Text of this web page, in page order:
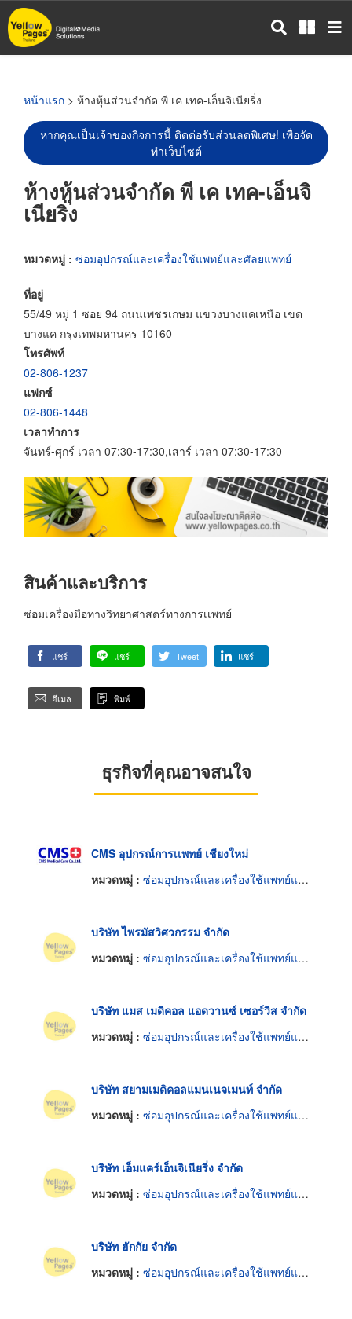
ข้าม
ไป
หน้าแรก > ห้างหุ้นส่วนจำกัด พี เค เทค-เอ็นจิเนียริ่ง
หากคุณเป็นเจ้าของกิจการนี้ ติดต่อรับส่วนลดพิเศษ! เพื่อจัด
ทำเว็บไซต์
ห้างหุ้นส่วนจำกัด พี เค เทค-เอ็นจิ
เนียริ่ง
หมวดหมู่ : ซ่อมอุปกรณ์และเครื่องใช้แพทย์และศัลยแพทย์
ที่อยู่
55/49 หมู่ 1 ซอย 94 ถนนเพชรเกษม แขวงบางแคเหนือ เขต
บางแค กรุงเทพมหานคร 10160
โทรศัพท์
02-806-1237
แฟกซ์
02-806-1448
เวลาทำการ
จันทร์-ศุกร์ เวลา 07:30-17:30,เสาร์ เวลา 07:30-17:30
สินค้าและบริการ
ซ่อมเครื่องมือทางวิทยาศาสตร์ทางการเเพทย์
แชร์ แชร์ Tweet แชร์
อีเมล พิมพ์
ธุรกิจที่คุณอาจสนใจ
CMS อุปกรณ์การเเพทย์ เชียงใหม่
หมวดหมู่ : ซ่อมอุปกรณ์และเครื่องใช้แพทย์และศัลยแพทย์
บริษัท ไพรมัสวิศวกรรม จำกัด
หมวดหมู่ : ซ่อมอุปกรณ์และเครื่องใช้แพทย์และศัลยแพทย์
บริษัท แมส เมดิคอล แอดวานซ์ เซอร์วิส จำกัด
หมวดหมู่ : ซ่อมอุปกรณ์และเครื่องใช้แพทย์และศัลยแพทย์
บริษัท สยามเมดิคอลแมนเนจเมนท์ จำกัด
หมวดหมู่ : ซ่อมอุปกรณ์และเครื่องใช้แพทย์และศัลยแพทย์
บริษัท เอ็มแคร์เอ็นจิเนียริ่ง จำกัด
หมวดหมู่ : ซ่อมอุปกรณ์และเครื่องใช้แพทย์และศัลยแพทย์
บริษัท ฮักกัย จำกัด
หมวดหมู่ : ซ่อมอุปกรณ์และเครื่องใช้แพทย์และศัลยแพทย์